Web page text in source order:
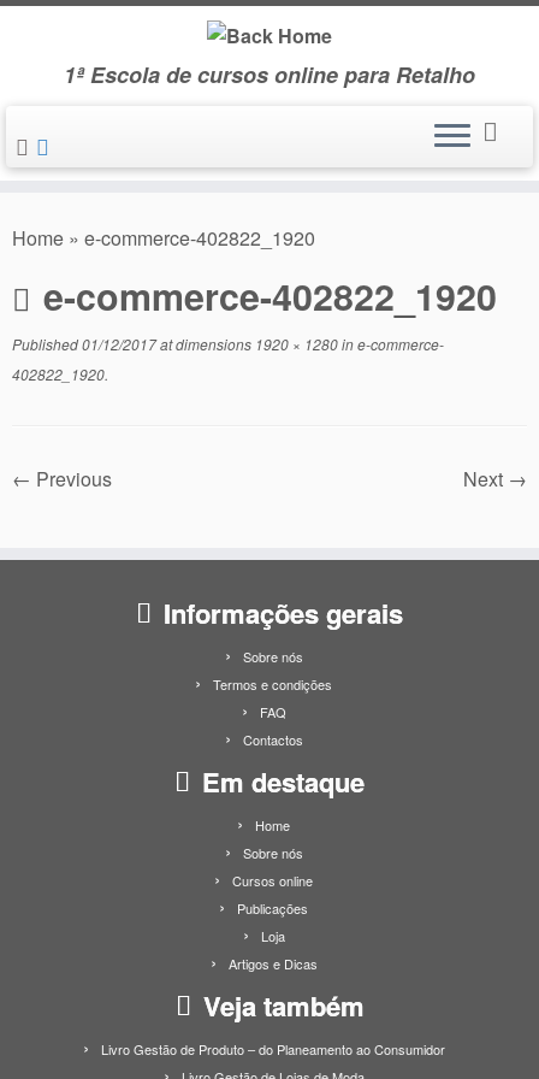
Skip
1ª Escola de cursos online para Retalho
Home » e-commerce-402822_1920
e-commerce-402822_1920
Published01/12/2017at dimensions 1920 × 1280ine-commerce-
402822_1920.
← Previous Next →
Informações gerais
Sobre nós
Termos e condições
FAQ
Contactos
Em destaque
Home
Sobre nós
Cursos online
Publicações
Loja
Artigos e Dicas
Veja também
Livro Gestão de Produto – do Planeamento ao Consumidor